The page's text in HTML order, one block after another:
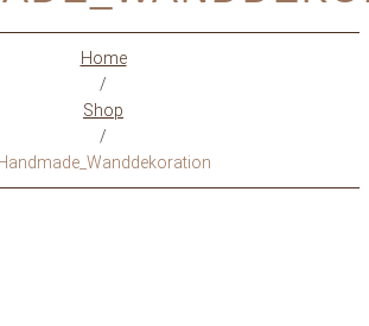
Home
/
Shop
/
Handmade_Wanddekoration